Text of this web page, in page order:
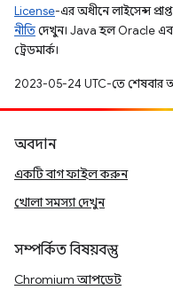
License-এর অধীনে লাইসেন্স
নীতিদেখুন। Java হল Oracle
ট্রেডমার্ক।
2023-05-24 UTC-তে শেষবার
অবদান
একটি বাগ ফাইল করুন
খোলা সমস্যা দেখুন
সম্পর্কিত বিষয়বস্তু
Chromium আপডেট